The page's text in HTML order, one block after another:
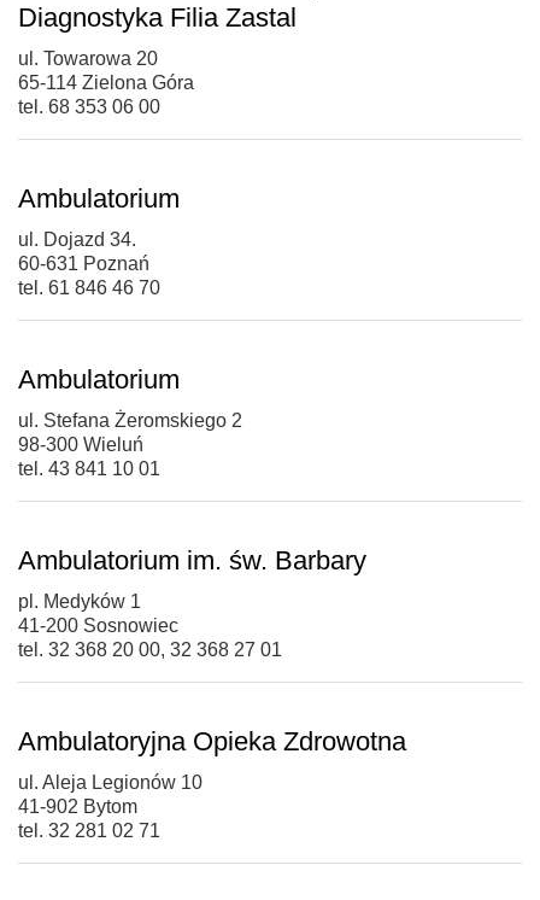
Diagnostyka Filia Zastal
ul. Towarowa 20
65-114 Zielona Góra
tel. 68 353 06 00
Ambulatorium
ul. Dojazd 34.
60-631 Poznań
tel. 61 846 46 70
Ambulatorium
ul. Stefana Żeromskiego 2
98-300 Wieluń
tel. 43 841 10 01
Ambulatorium im. św. Barbary
pl. Medyków 1
41-200 Sosnowiec
tel. 32 368 20 00, 32 368 27 01
Ambulatoryjna Opieka Zdrowotna
ul. Aleja Legionów 10
41-902 Bytom
tel. 32 281 02 71